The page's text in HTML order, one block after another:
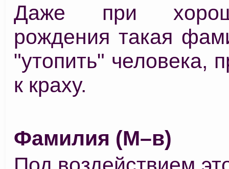
Даже при
рождения такая
"утопить" человека,
к краху.
Фамилия (М–в)